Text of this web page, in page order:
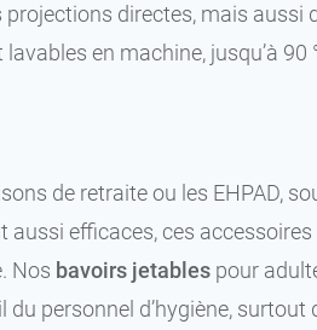
projections directes, mais
en machine, jusqu’à
de retraite ou les EHPAD,
aussi efficaces, ces
Nos bavoirs jetables pour
personnel d’hygiène,